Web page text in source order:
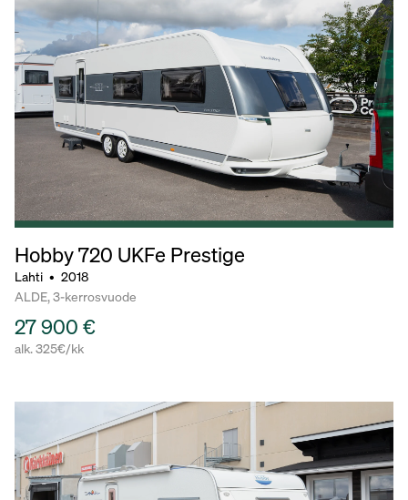
Hobby 720 UKFe Prestige
Lahti • 2018
ALDE, 3-kerrosvuode
27 900 €
alk. 325€/kk